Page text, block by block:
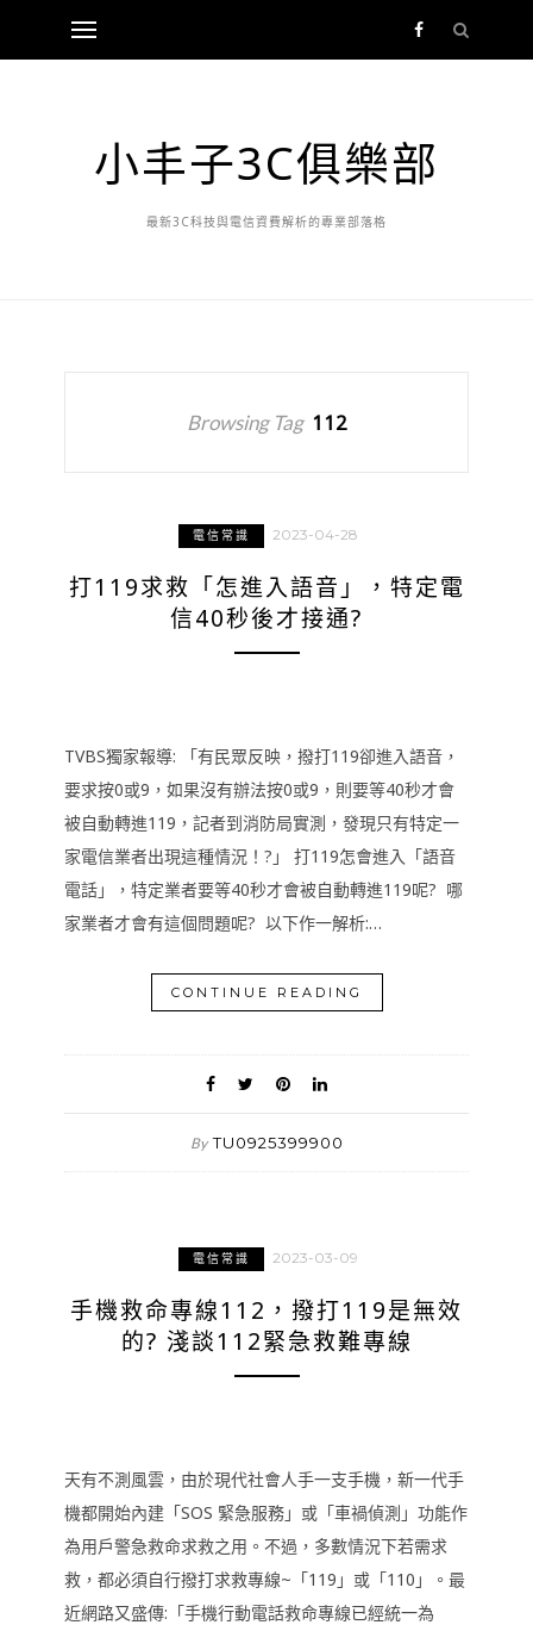
小丰子3C俱樂部
最新3C科技與電信資費解析的專業部落格
Browsing Tag 112
電信常識 2023-04-28
打119求救「怎進入語音」，特定電
信40秒後才接通?
TVBS獨家報導: 「有民眾反映，撥打119卻進入語音，
要求按0或9，如果沒有辦法按0或9，則要等40秒才會
被自動轉進119，記者到消防局實測，發現只有特定一
家電信業者出現這種情況！?」 打119怎會進入「語音
電話」，特定業者要等40秒才會被自動轉進119呢? 哪
家業者才會有這個問題呢? 以下作一解析:…
CONTINUE READING
By TU0925399900
電信常識 2023-03-09
手機救命專線112，撥打119是無效
的? 淺談112緊急救難專線
天有不測風雲，由於現代社會人手一支手機，新一代手
機都開始內建「SOS 緊急服務」或「車禍偵測」功能作
為用戶警急救命求救之用。不過，多數情況下若需求
救，都必須自行撥打求救專線~「119」或「110」。最
近網路又盛傳:「手機行動電話救命專線已經統一為